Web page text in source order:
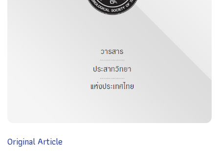
Original Article